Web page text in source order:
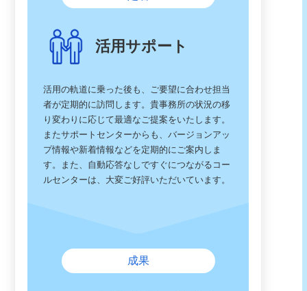
活用サポート
活用の軌道に乗った後も、ご要望に合わせ担当
者が定期的に訪問します。貴事務所の状況の移
り変わりに応じて最適なご提案をいたします。
またサポートセンターからも、バージョンアッ
プ情報や新着情報などを定期的にご案内しま
す。また、自動応答なしですぐにつながるコー
ルセンターは、大変ご好評いただいています。
成果